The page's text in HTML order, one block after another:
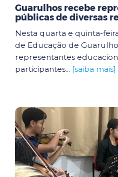
Guarulhos recebe
públicas de diversas
Nesta quarta e quinta-
de Educação de
representantes
participantes... [saiba mais]